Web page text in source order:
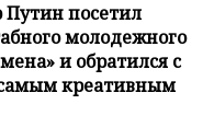
посетил
молодежного
и обратился с
креативным